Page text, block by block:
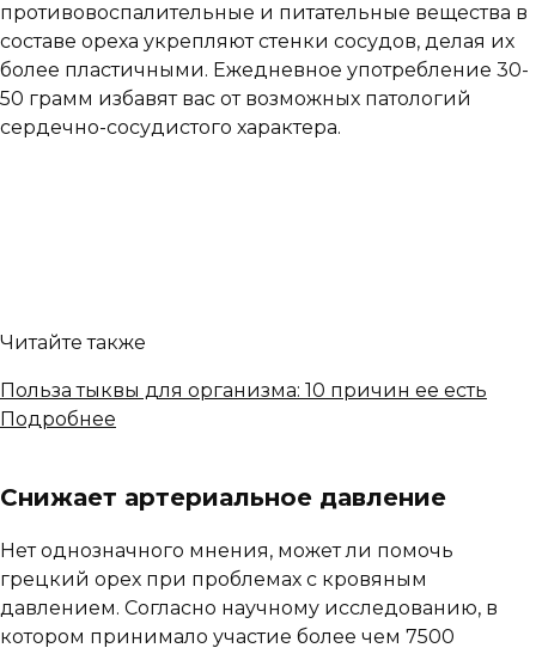
противовоспалительные и питательные вещества в
составе ореха укрепляют стенки сосудов, делая их
более пластичными. Ежедневное употребление 30-
50 грамм избавят вас от возможных патологий
сердечно-сосудистого характера.
Читайте также
Польза тыквы для организма: 10 причин ее есть
Подробнее
Снижает артериальное давление
Нет однозначного мнения, может ли помочь
грецкий орех при проблемах с кровяным
давлением. Согласно научному исследованию, в
котором принимало участие более чем 7500